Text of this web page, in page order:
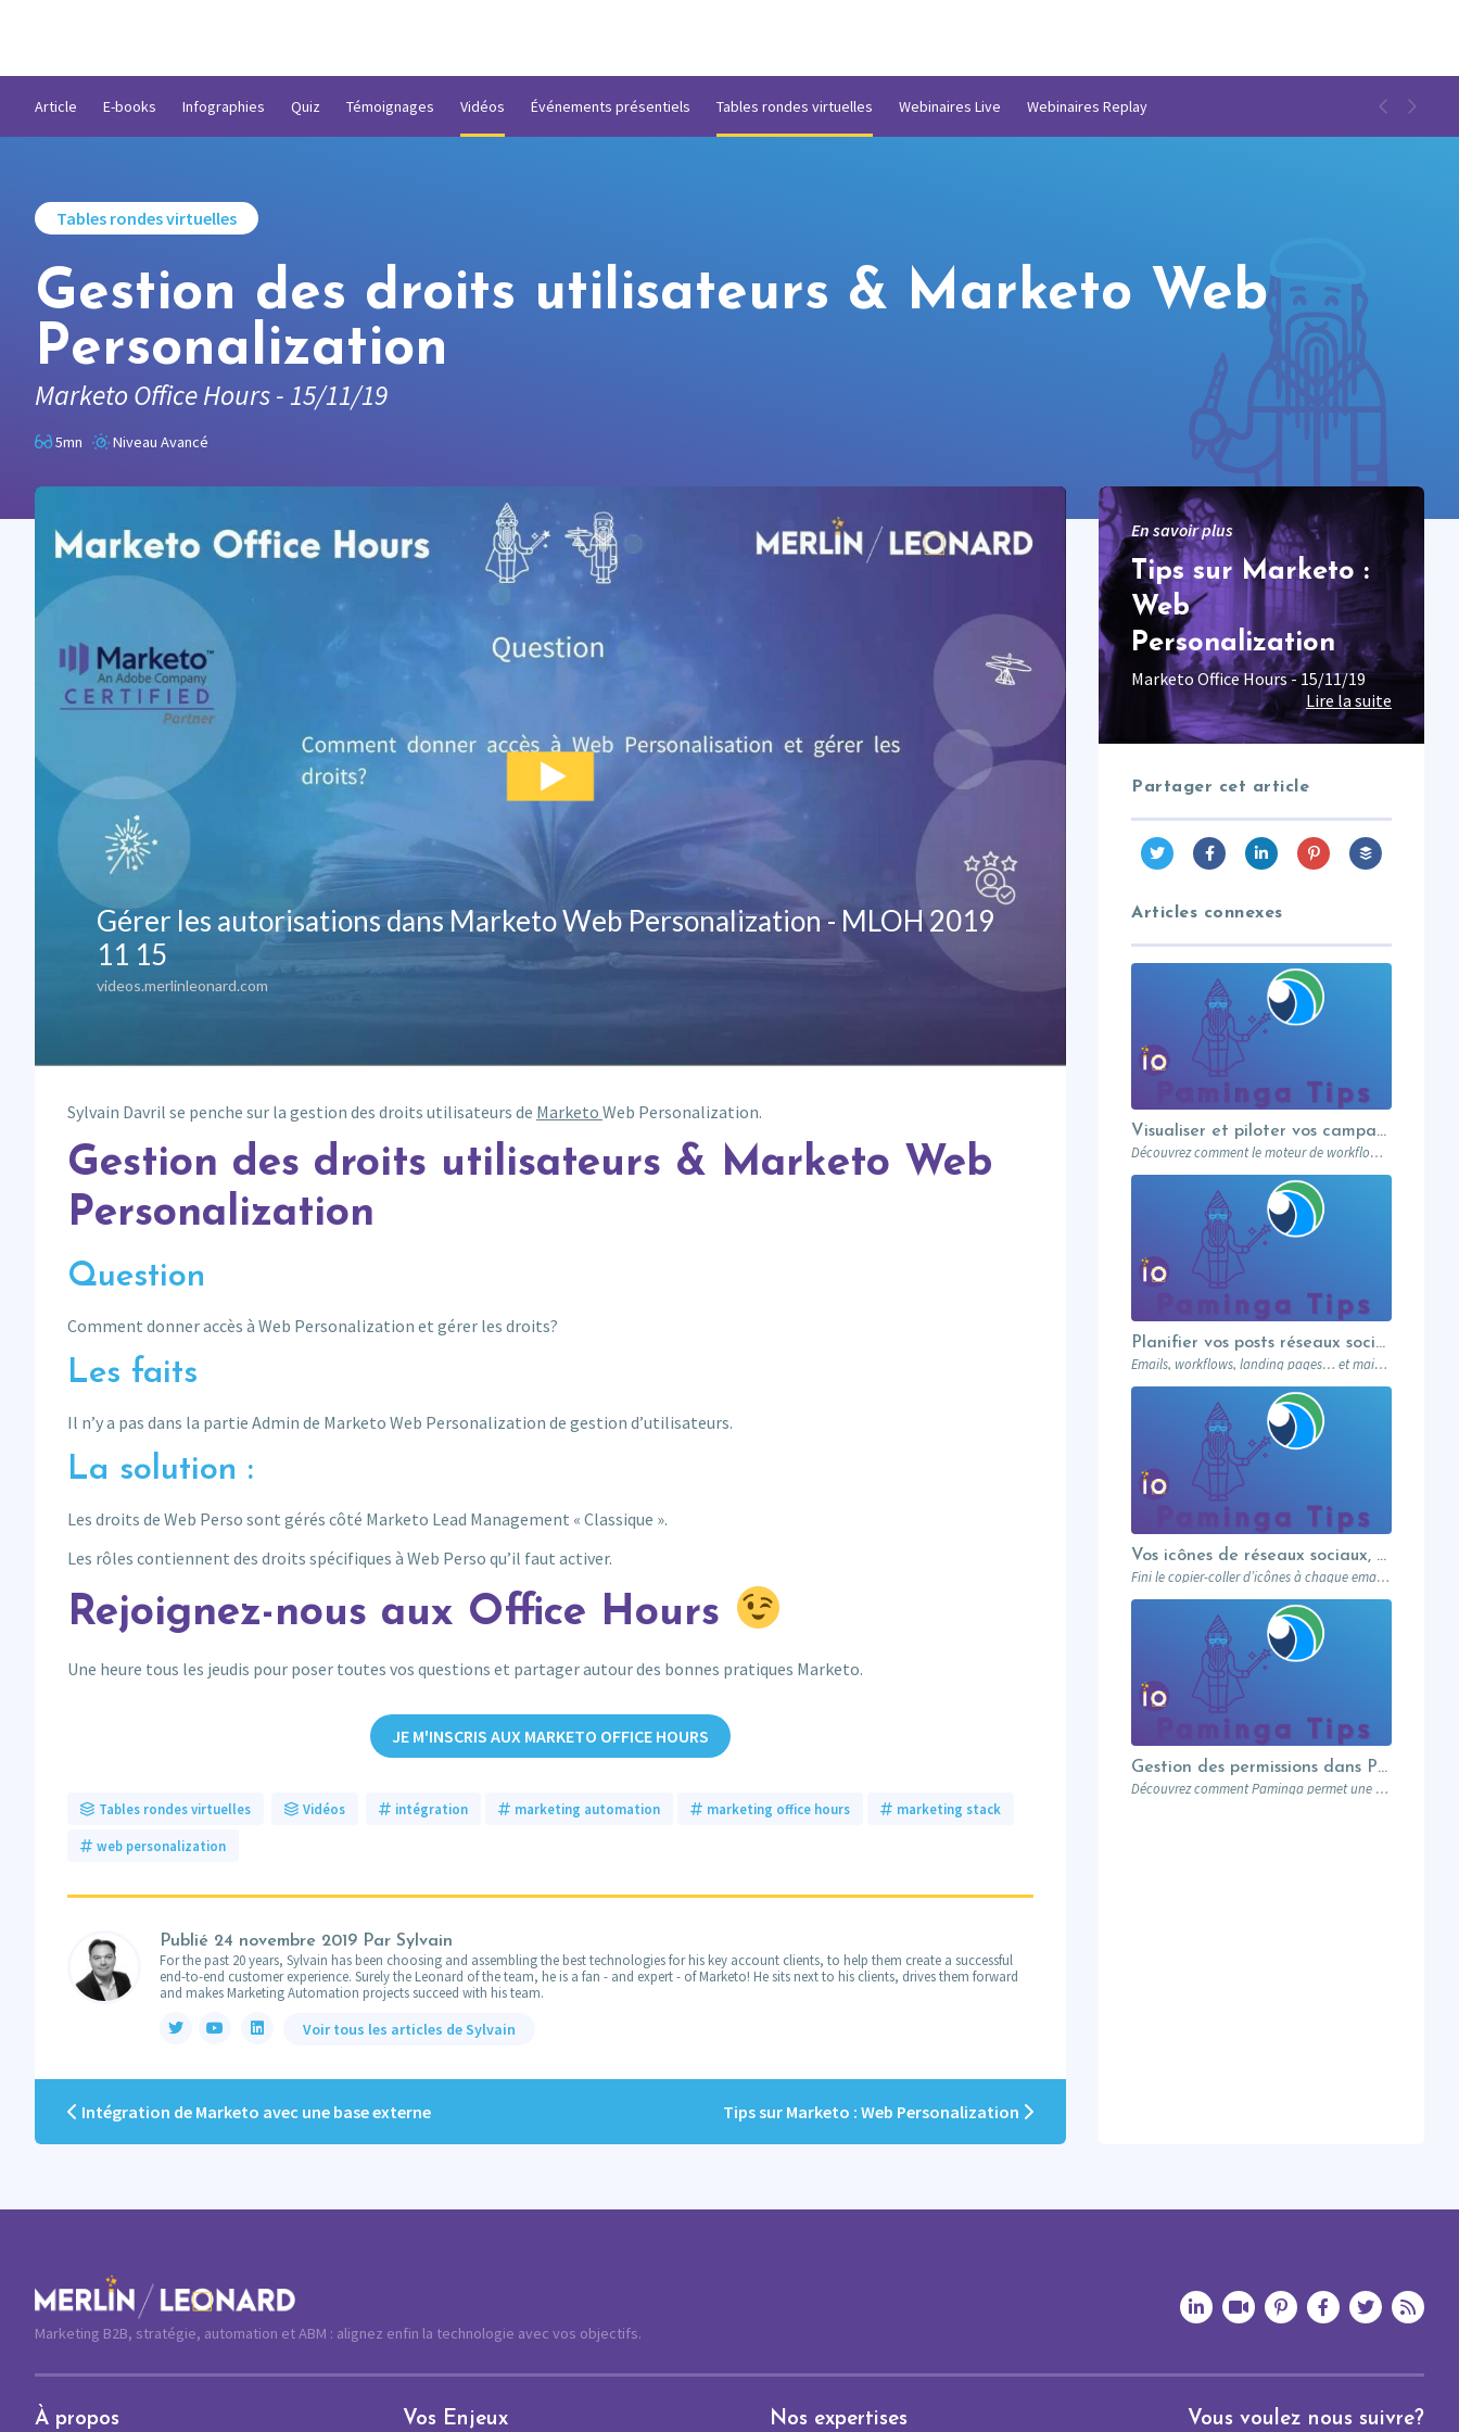
Article E-books Infographies Quiz Témoignages Vidéos Événements présentiels Tables rondes virtuelles Webinaires Live Webinaires Replay
Tables rondes virtuelles
Gestion des droits utilisateurs & Marketo Web
Personalization
Marketo Office Hours - 15/11/19
5mn Niveau Avancé
Sylvain Davril se penche sur la gestion des droits utilisateurs de Marketo Web Personalization.
Gestion des droits utilisateurs & Marketo Web
Personalization
Question
Comment donner accès à Web Personalization et gérer les droits?
Les faits
Il n’y a pas dans la partie Admin de Marketo Web Personalization de gestion d’utilisateurs.
La solution :
Les droits de Web Perso sont gérés côté Marketo Lead Management « Classique ».
Les rôles contiennent des droits spécifiques à Web Perso qu’il faut activer.
Rejoignez-nous aux Office Hours
Une heure tous les jeudis pour poser toutes vos questions et partager autour des bonnes pratiques Marketo.
JE M'INSCRIS AUX MARKETO OFFICE HOURS
Tables rondes virtuelles Vidéos intégration marketing automation marketing office hours marketing stack
web personalization
Publié 24 novembre 2019 Par Sylvain
For the past 20 years, Sylvain has been choosing and assembling the best technologies for his key account clients, to help them create a successful
end-to-end customer experience. Surely the Leonard of the team, he is a fan - and expert - of Marketo! He sits next to his clients, drives them forward
and makes Marketing Automation projects succeed with his team.
Voir tous les articles de Sylvain
Intégration de Marketo avec une base externe Tips sur Marketo : Web Personalization
En savoir plus
Tips sur Marketo :
Web
Personalization
Marketo Office Hours - 15/11/19
Lire la suite
Partager cet article
Articles connexes
Visualiser et piloter vos campagnes avec les workflows graphiques Paminga.
Découvrez comment le moteur de workflows graphiques de Paminga vous permet de visualiser toute la logique de vos campagnes en un seul coup d’œil — branches conditionnelles, AB tests, waits et intégration Salesforce.
Planifier vos posts réseaux sociaux directement depuis votre MA
Emails, workflows, landing pages… et maintenant vos posts réseaux sociaux. Paminga centralise votre marketing dans un seul outil. Paminga Tip #08.
Vos icônes de réseaux sociaux, une fois pour toutes
Fini le copier-coller d’icônes à chaque email. Paminga centralise vos profils sociaux et les met à disposition de toute l’équipe via un élément dédié. Découvrez comment en 5 minutes.
Gestion des permissions dans Paminga : donnez les bons droits aux bonnes personnes
Découvrez comment Paminga permet une gestion fine des permissions : rôles, équipes, workspaces et contrôle au niveau des champs. Sécurisez votre marketing automation.
Marketing B2B, stratégie, automation et ABM : alignez enfin la technologie avec vos objectifs.
À propos Vos Enjeux Nos expertises Vous voulez nous suivre?